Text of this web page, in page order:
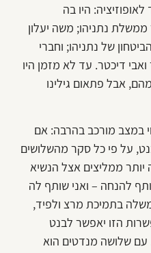
היו בה
נתניהו; משה יעלון
של נתניהו; וחברי
דיכטר. עד לא מזמן היו
אבל פתאום גילינו
במצב מורכב בהרבה: אם
על פי כל סקר מהשלושים
יותר ממליצים אצל הנשיא
להנחה – ואני שותף לה
בתמיכת מרצ ולפיד,
הזו יאפשר לבנט
עם שלושה מנדטים הוא